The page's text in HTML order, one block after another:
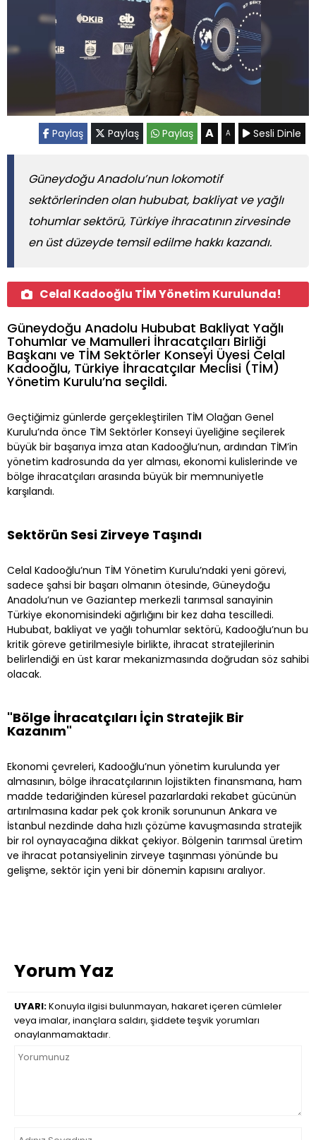
Paylaş Paylaş Paylaş A A Sesli Dinle
Güneydoğu Anadolu’nun lokomotif
sektörlerinden olan hububat, bakliyat ve yağlı
tohumlar sektörü, Türkiye ihracatının zirvesinde
en üst düzeyde temsil edilme hakkı kazandı.
Celal Kadooğlu TİM Yönetim Kurulunda!
Güneydoğu Anadolu Hububat Bakliyat Yağlı
Tohumlar ve Mamulleri İhracatçıları Birliği
Başkanı ve TİM Sektörler Konseyi Üyesi Celal
Kadooğlu, Türkiye İhracatçılar Meclisi (TİM)
Yönetim Kurulu’na seçildi.
Geçtiğimiz günlerde gerçekleştirilen TİM Olağan Genel
Kurulu’nda önce TİM Sektörler Konseyi üyeliğine seçilerek
büyük bir başarıya imza atan Kadooğlu’nun, ardından TİM’in
yönetim kadrosunda da yer alması, ekonomi kulislerinde ve
bölge ihracatçıları arasında büyük bir memnuniyetle
karşılandı.
Sektörün Sesi Zirveye Taşındı
Celal Kadooğlu’nun TİM Yönetim Kurulu’ndaki yeni görevi,
sadece şahsi bir başarı olmanın ötesinde, Güneydoğu
Anadolu’nun ve Gaziantep merkezli tarımsal sanayinin
Türkiye ekonomisindeki ağırlığını bir kez daha tescilledi.
Hububat, bakliyat ve yağlı tohumlar sektörü, Kadooğlu’nun bu
kritik göreve getirilmesiyle birlikte, ihracat stratejilerinin
belirlendiği en üst karar mekanizmasında doğrudan söz sahibi
olacak.
"Bölge İhracatçıları İçin Stratejik Bir
Kazanım"
Ekonomi çevreleri, Kadooğlu’nun yönetim kurulunda yer
almasının, bölge ihracatçılarının lojistikten finansmana, ham
madde tedariğinden küresel pazarlardaki rekabet gücünün
artırılmasına kadar pek çok kronik sorununun Ankara ve
İstanbul nezdinde daha hızlı çözüme kavuşmasında stratejik
bir rol oynayacağına dikkat çekiyor. Bölgenin tarımsal üretim
ve ihracat potansiyelinin zirveye taşınması yönünde bu
gelişme, sektör için yeni bir dönemin kapısını aralıyor.
Yorum Yaz
UYARI:Konuyla ilgisi bulunmayan, hakaret içeren cümleler
veya imalar, inançlara saldırı, şiddete teşvik yorumları
onaylanmamaktadır.